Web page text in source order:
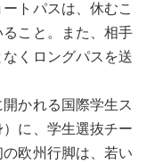
トパスは、休むこ
こと。また、相手
くロングパスを送
かれる国際学生ス
に、学生選抜チー
欧州行脚は、若い